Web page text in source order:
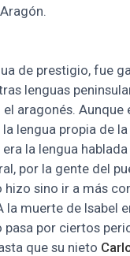
de prestigio, fue
lenguas
aragonés. Aunque
lengua propia de la
la lengua
por la gente del
sino ir a más
la muerte de Isabel
pasa por ciertos
que su nieto